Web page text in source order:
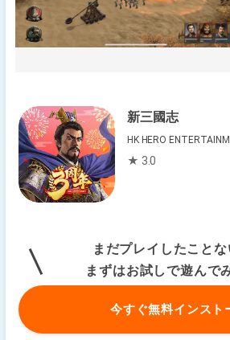
新三國志
HK HERO
★ 3.0
まだプレイしたことな
まずはお試しで遊んで
今すぐ無料インスト